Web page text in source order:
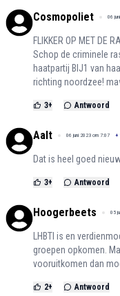
Cosmopoliet 06
FLIKKER OP MET DE
Schop de criminele
haatpartij BIJ1 van
richting noordzee!
3+ Antwoord
Aalt 06 juni 2023 om 7:07 +
Dat is heel goed
3+ Antwoord
Hoogerbeets 05
LHBTI is en
groepen opkomen.
vooruitkomen dan
2+ Antwoord